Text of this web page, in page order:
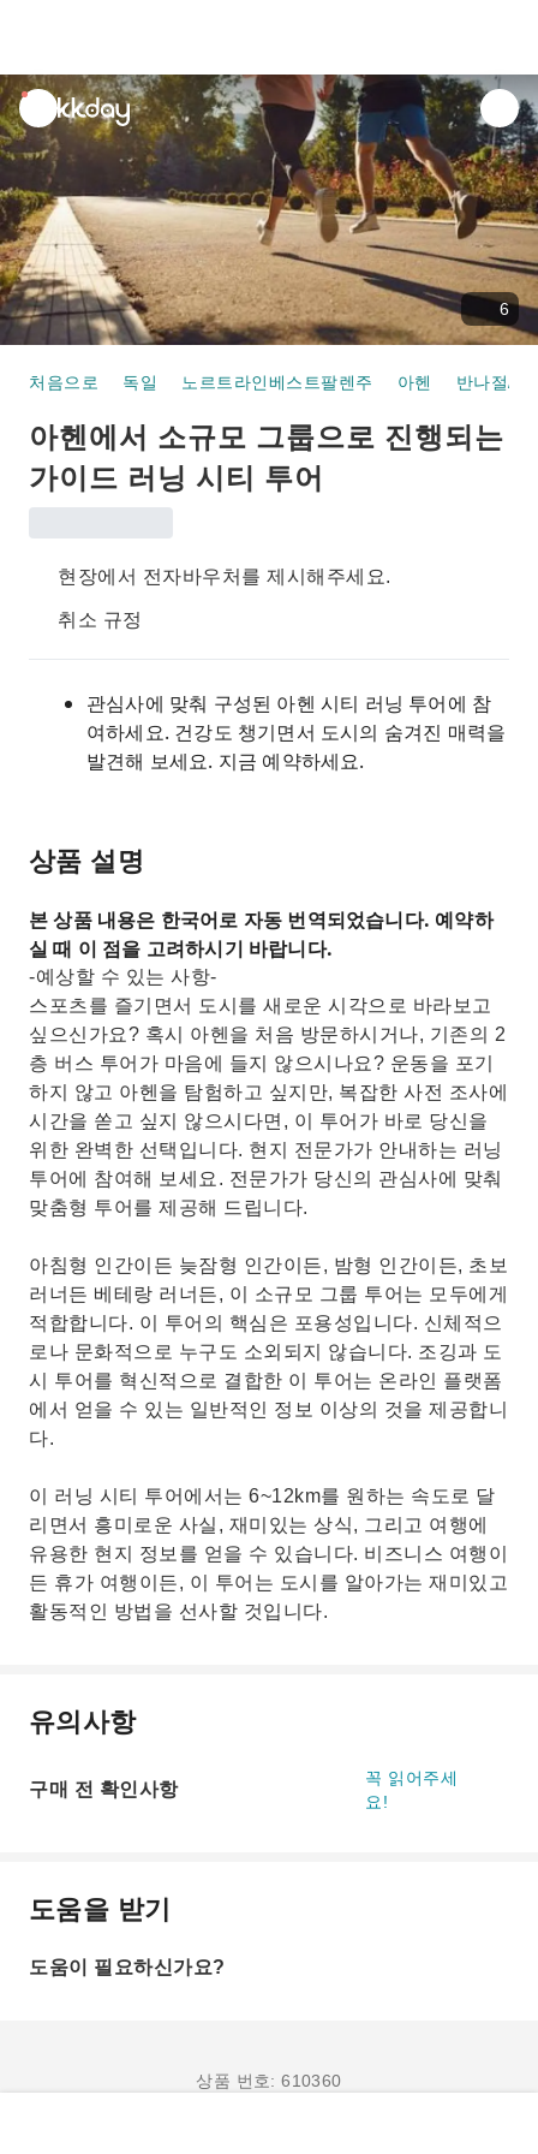
unread
notifications
6
처음으로 독일 노르트라인베스트팔렌주 아헨 반나절/데
아헨에서 소규모 그룹으로 진행되는
가이드 러닝 시티 투어
현장에서 전자바우처를 제시해주세요.
취소 규정
관심사에 맞춰 구성된 아헨 시티 러닝 투어에 참
여하세요. 건강도 챙기면서 도시의 숨겨진 매력을
발견해 보세요. 지금 예약하세요.
상품 설명
본 상품 내용은 한국어로 자동 번역되었습니다. 예약하
실 때 이 점을 고려하시기 바랍니다.
-예상할 수 있는 사항-
스포츠를 즐기면서 도시를 새로운 시각으로 바라보고
싶으신가요? 혹시 아헨을 처음 방문하시거나, 기존의 2
층 버스 투어가 ​​마음에 들지 않으시나요? 운동을 포기
하지 않고 아헨을 탐험하고 싶지만, 복잡한 사전 조사에
시간을 쏟고 싶지 않으시다면, 이 투어가 바로 당신을
위한 완벽한 선택입니다. 현지 전문가가 안내하는 러닝
투어에 참여해 보세요. 전문가가 당신의 관심사에 맞춰
맞춤형 투어를 제공해 드립니다.
아침형 인간이든 늦잠형 인간이든, 밤형 인간이든, 초보
러너든 베테랑 러너든, 이 소규모 그룹 투어는 모두에게
적합합니다. 이 투어의 ​​핵심은 포용성입니다. 신체적으
로나 문화적으로 누구도 소외되지 않습니다. 조깅과 도
시 투어를 혁신적으로 결합한 이 투어는 온라인 플랫폼
에서 얻을 수 있는 일반적인 정보 이상의 것을 제공합니
다.
이 러닝 시티 투어에서는 6~12km를 원하는 속도로 달
리면서 흥미로운 사실, 재미있는 상식, 그리고 여행에
유용한 현지 정보를 얻을 수 있습니다. 비즈니스 여행이
든 휴가 여행이든, 이 투어는 도시를 알아가는 재미있고
활동적인 방법을 선사할 것입니다.
유의사항
구매 전 확인사항
꼭 읽어주세
요!
도움을 받기
도움이 필요하신가요?
상품 번호: 610360